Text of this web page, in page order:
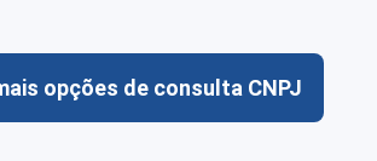
opções de consulta CNPJ